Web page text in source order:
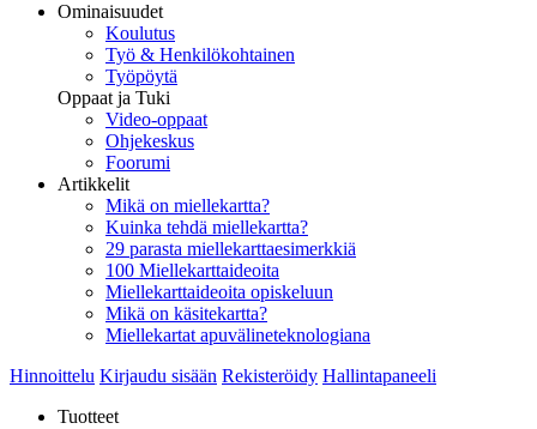
Ominaisuudet
Koulutus
Työ & Henkilökohtainen
Työpöytä
Oppaat ja Tuki
Video-oppaat
Ohjekeskus
Foorumi
Artikkelit
Mikä on miellekartta?
Kuinka tehdä miellekartta?
29 parasta miellekarttaesimerkkiä
100 Miellekarttaideoita
Miellekarttaideoita opiskeluun
Mikä on käsitekartta?
Miellekartat apuvälineteknologiana
Hinnoittelu Kirjaudu sisään Rekisteröidy Hallintapaneeli
Tuotteet